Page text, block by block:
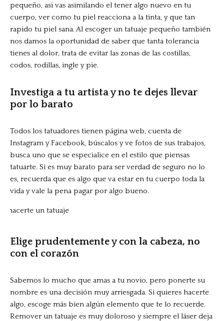
pequeño, asi vas asimilando el tener algo nuevo en tu
cuerpo, ver como tu piel reacciona a la tinta, y que tan
rapido tu piel sana.Al escoger un tatuaje pequeño también
nos damos la oportunidad de saber que tanta tolerancia
tienes al dolor, trata de evitar las zonas de las costillas,
codos, rodillas, ingle y pie.
Investiga a tu artista y no te dejes llevar
por lo barato
Todos los tatuadores tienen página web, cuenta de
Instagram y Facebook, búscalos y ve fotos de sus trabajos,
busca uno que se especialice en el estilo que piensas
tatuarte. Si es muy barato para ser verdad de seguro no lo
es, recuerda que es algo que va estar en tu cuerpo toda la
vida y vale la pena pagar por algo bueno.
Elige prudentemente y con la cabeza, no
con el corazón
Sabemos lo mucho que amas a tu novio, pero ponerte su
nombre es una decisión muy arriesgada. Si quieres hacerte
algo, escoge más bien algún elemento que te lo recuerde.
Remover un tatuaje es muy doloroso y siempre el láser deja